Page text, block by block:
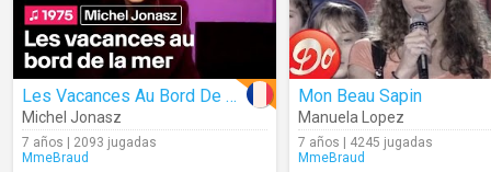
Les Vacances Au Bord De La Mer
Michel Jonasz
7 años | 2093 jugadas
MmeBraud
Mon Beau Sapin
Manuela Lopez
7 años | 4245 jugadas
MmeBraud